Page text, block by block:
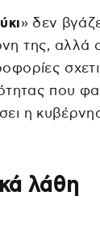
» δεν
της, αλλά
που
η
λάθη